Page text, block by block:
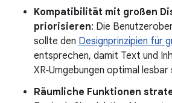
Kompatibilität mit großen
priorisieren: Die
sollte den Designprinzipien für
entsprechen, damit Text und
XR‑Umgebungen optimal lesbar
Räumliche Funktionen